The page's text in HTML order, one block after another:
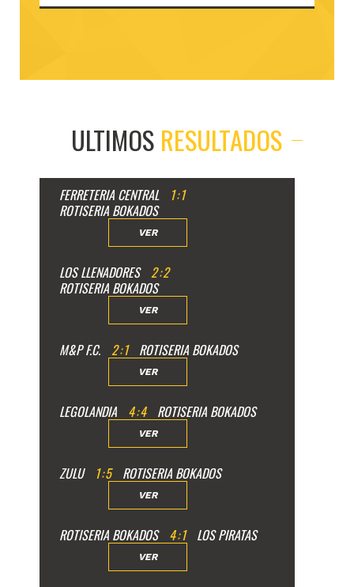
ULTIMOS RESULTADOS
FERRETERIA CENTRAL 1:1
ROTISERIA BOKADOS
VER
LOS LLENADORES 2:2
ROTISERIA BOKADOS
VER
M&P F.C. 2:1 ROTISERIA BOKADOS
VER
LEGOLANDIA 4:4 ROTISERIA BOKADOS
VER
ZULU 1:5 ROTISERIA BOKADOS
VER
ROTISERIA BOKADOS 4:1 LOS PIRATAS
VER